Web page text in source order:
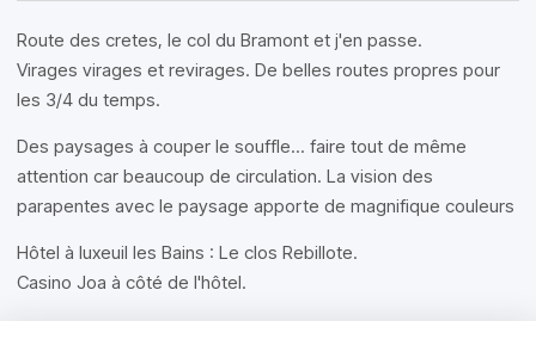
Route des cretes, le col du Bramont et j'en passe.
Virages virages et revirages. De belles routes propres pour
les 3/4 du temps.
Des paysages à couper le souffle... faire tout de même
attention car beaucoup de circulation. La vision des
parapentes avec le paysage apporte de magnifique couleurs
Hôtel à luxeuil les Bains : Le clos Rebillote.
Casino Joa à côté de l'hôtel.